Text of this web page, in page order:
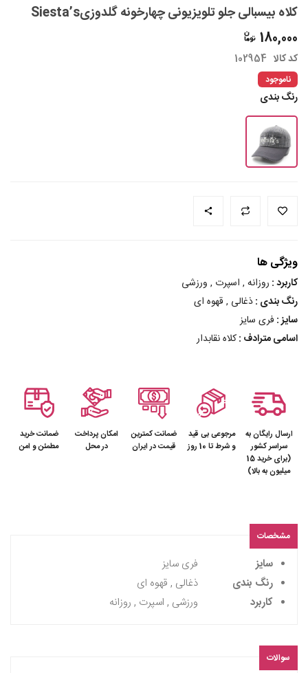
کلاه بیسبالی جلو تلویزیونی چهارخونه گلدوزیSiesta’s
180,000
کد کالا 102954
ناموجود
رنگ بندی
ویژگی ها
کاربرد : روزانه , اسپرت , ورزشی
رنگ بندی :ذغالی , قهوه ای
سایز : فری سایز
اسامی مترادف :کلاه نقابدار
ارسال رایگان به
سراسر کشور
(برای خرید 15
میلیون به بالا)
مرجوعی بی قید
و شرط تا 10 روز
ضمانت کمترین
قیمت در ایران
امکان پرداخت
در محل
ضمانت خرید
مطمئن و امن
مشخصات
سایز
فری سایز
رنگ بندی
ذغالی , قهوه ای
کاربرد
ورزشی , اسپرت , روزانه
سوالات